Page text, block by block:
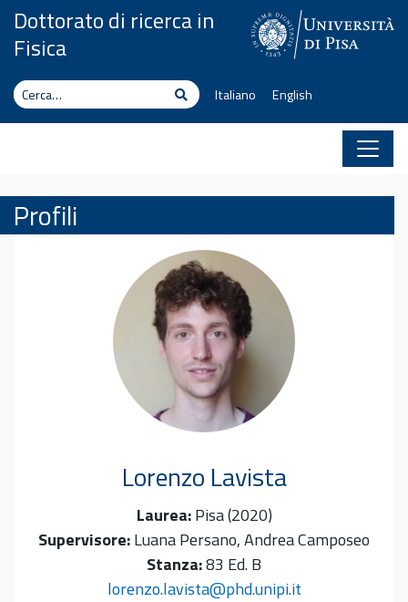
Vai al contenuto
Dottorato di ricerca in
Fisica
Cerca CercaItaliano English
Profili
Lorenzo Lavista
Laurea: Pisa (2020)
Supervisore:Luana Persano, Andrea Camposeo
Stanza:83 Ed. B
lorenzo.lavista@phd.unipi.it